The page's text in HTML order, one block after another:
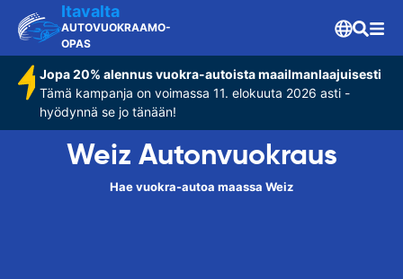
Itavalta
AUTOVUOKRAAMO-
OPAS
Jopa 20% alennus vuokra-autoista maailmanlaajuisesti
Tämä kampanja on voimassa 11. elokuuta 2026 asti -
hyödynnä se jo tänään!
Weiz Autonvuokraus
Hae vuokra-autoa maassa Weiz